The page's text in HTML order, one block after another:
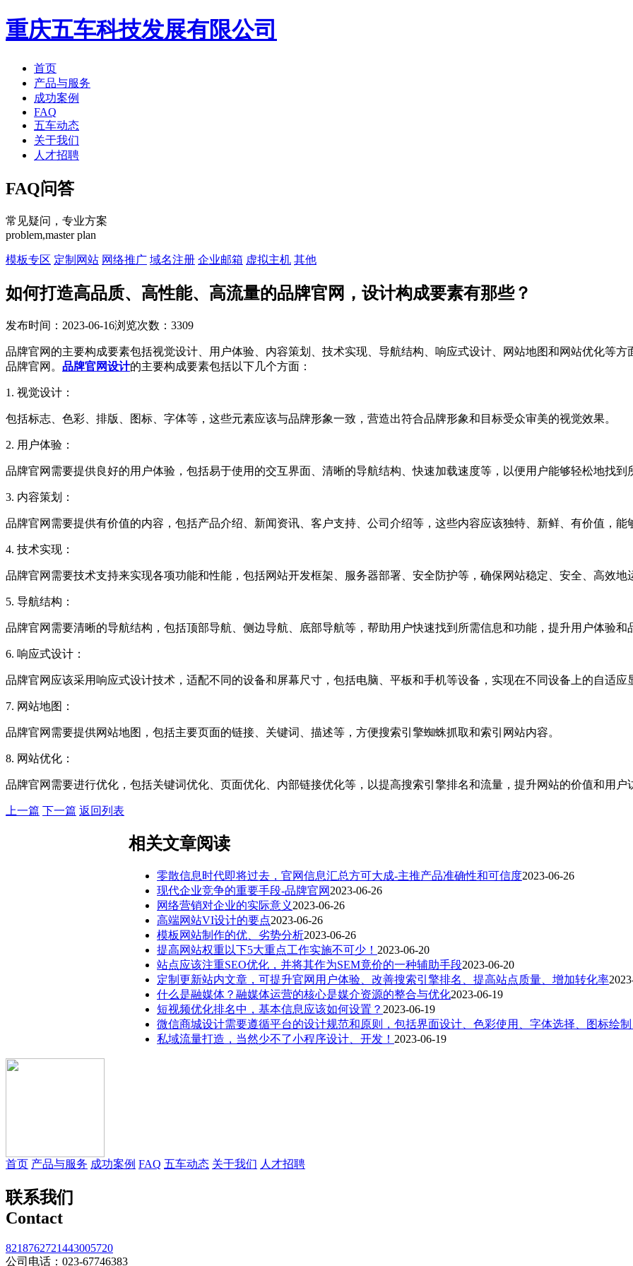
重庆五车科技发展有限公司
首页
产品与服务
成功案例
FAQ
五车动态
关于我们
人才招聘
FAQ问答
常见疑问，专业方案
problem,master plan
模板专区 定制网站 网络推广 域名注册 企业邮箱 虚拟主机 其他
如何打造高品质、高性能、高流量的品牌官网，设计构成要素有那些？
发布时间：2023-06-16浏览次数：3309
品牌官网的主要构成要素包括视觉设计、用户体验、内容策划、技术实现、导航结构、响应式设计、网站地图和网站优化等
品牌官网。 品牌官网设计的主要构成要素包括以下几个方面：
1. 视觉设计：
包括标志、色彩、排版、图标、字体等，这些元素应该与品牌形象一致，营造出符合品牌形象和目标受众审美的视觉效果。
2. 用户体验：
品牌官网需要提供良好的用户体验，包括易于使用的交互界面、清晰的导航结构、快速加载速度等，以便用户能够轻松地找到
3. 内容策划：
品牌官网需要提供有价值的内容，包括产品介绍、新闻资讯、客户支持、公司介绍等，这些内容应该独特、新鲜、有价值，能
4. 技术实现：
品牌官网需要技术支持来实现各项功能和性能，包括网站开发框架、服务器部署、安全防护等，确保网站稳定、安全、高效地
5. 导航结构：
品牌官网需要清晰的导航结构，包括顶部导航、侧边导航、底部导航等，帮助用户快速找到所需信息和功能，提升用户体验和
6. 响应式设计：
品牌官网应该采用响应式设计技术，适配不同的设备和屏幕尺寸，包括电脑、平板和手机等设备，实现在不同设备上的自适应
7. 网站地图：
品牌官网需要提供网站地图，包括主要页面的链接、关键词、描述等，方便搜索引擎蜘蛛抓取和索引网站内容。
8. 网站优化：
品牌官网需要进行优化，包括关键词优化、页面优化、内部链接优化等，以提高搜索引擎排名和流量，提升网站的价值和用户
上一篇 下一篇 返回列表
相关文章阅读
零散信息时代即将过去，官网信息汇总方可大成-主推产品准确性和可信度2023-06-26
现代企业竞争的重要手段-品牌官网 2023-06-26
网络营销对企业的实际意义 2023-06-26
高端网站VI设计的要点2023-06-26
模板网站制作的优、劣势分析2023-06-26
提高网站权重以下5大重点工作实施不可少！ 2023-06-20
站点应该注重SEO优化，并将其作为SEM竟价的一种辅助手段2023-06-20
定制更新站内文章，可提升官网用户体验、改善搜索引擎排名、提高站点质量、增加转化率
什么是融媒体？融媒体运营的核心是媒介资源的整合与优化2023-06-19
短视频优化排名中，基本信息应该如何设置？ 2023-06-19
微信商城设计需要遵循平台的设计规范和原则，包括界面设计、色彩使用、字体选择、图标绘
私域流量打造，当然少不了小程序设计、开发！ 2023-06-19
首页 产品与服务 成功案例 FAQ 五车动态 关于我们 人才招聘
联系我们
Contact
8218762721443005720
公司电话：023-67746383